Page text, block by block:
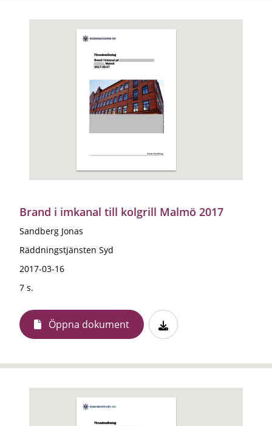
Brand i imkanal till kolgrill Malmö 2017
Sandberg Jonas
Räddningstjänsten Syd
2017-03-16
7 s.
Öppna dokument